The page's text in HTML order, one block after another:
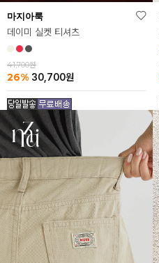
마지아룩
데이미 실켓 티셔츠
41,700원
26% 30,700원